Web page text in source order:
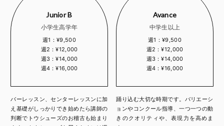
Junior B
小学生高学年
週1：¥9,500
週2：¥12,000
週3：¥14,000
週4：¥16,000
バーレッスン、センターレッスンに加
え基礎がしっかりでき始めたら講師の
判断でトウシューズのお稽古も始まり
Avance
中学生以上
週1：¥9,500
週2：¥12,000
週3：¥14,000
週4：¥16,000
踊り込む大切な時期です。バリエーシ
ョンやコンクール指導、一つ一つの動
きのクオリティや、表現力を高めま